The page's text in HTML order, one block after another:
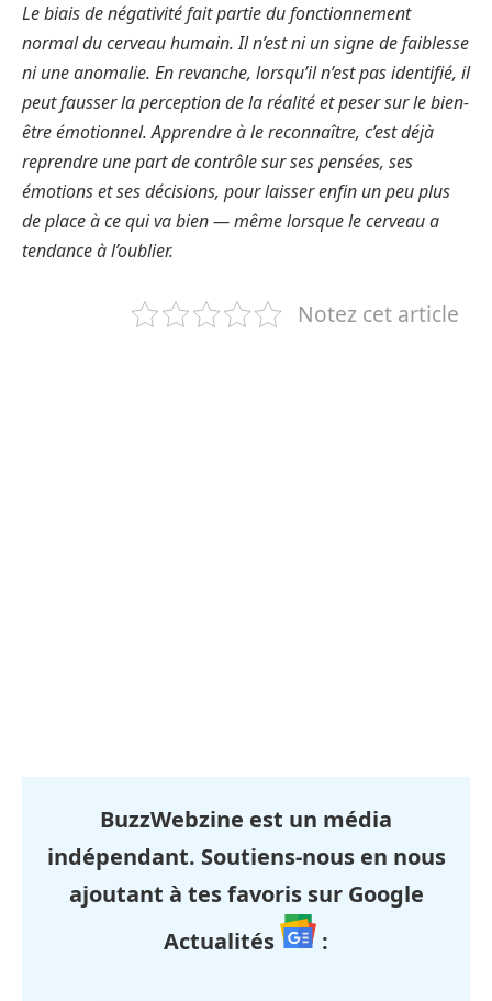
Le biais de négativité fait partie du fonctionnement
normal du cerveau humain. Il n’est ni un signe de faiblesse
ni une anomalie. En revanche, lorsqu’il n’est pas identifié, il
peut fausser la perception de la réalité et peser sur le bien-
être émotionnel. Apprendre à le reconnaître, c’est déjà
reprendre une part de contrôle sur ses pensées, ses
émotions et ses décisions, pour laisser enfin un peu plus
de place à ce qui va bien — même lorsque le cerveau a
tendance à l’oublier.
Notez cet article
BuzzWebzine est un média
indépendant. Soutiens-nous en nous
ajoutant à tes favoris sur Google
Actualités
: